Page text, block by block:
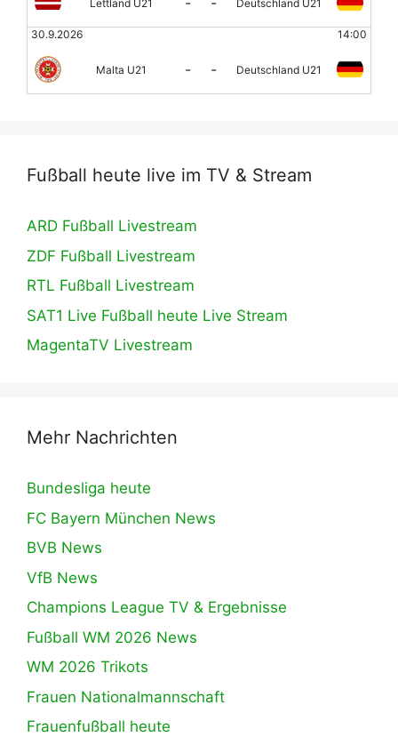
Lettland U21 Deutschland U21
30.9.2026 14:00
Malta U21 - - Deutschland U21
Fußball heute live im TV & Stream
ARD Fußball Livestream
ZDF Fußball Livestream
RTL Fußball Livestream
SAT1 Live Fußball heute Live Stream
MagentaTV Livestream
Mehr Nachrichten
Bundesliga heute
FC Bayern München News
BVB News
VfB News
Champions League TV & Ergebnisse
Fußball WM 2026 News
WM 2026 Trikots
Frauen Nationalmannschaft
Frauenfußball heute